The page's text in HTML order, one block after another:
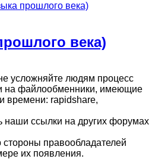
прошлого века)
века)
усложняйте людям процесс
на файлообменники, имеющие
времени: rapidshare,
наши ссылки на других форумах
правообладателей
их появления.